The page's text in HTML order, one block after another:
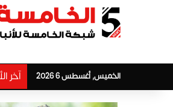
الخميس, أغسطس 6 2026 آخر